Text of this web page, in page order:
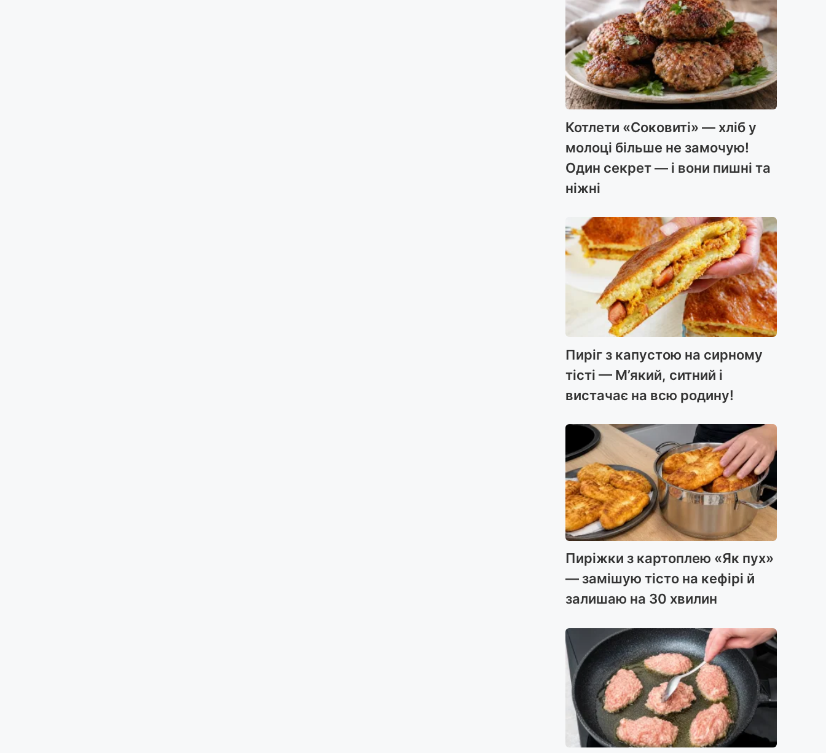
Котлети «Соковиті» — хліб у
молоці більше не замочую!
Один секрет — і вони пишні та
ніжні
Пиріг з капустою на сирному
тісті — М’який, ситний і
вистачає на всю родину!
Пиріжки з картоплею «Як пух»
— замішую тісто на кефірі й
залишаю на 30 хвилин